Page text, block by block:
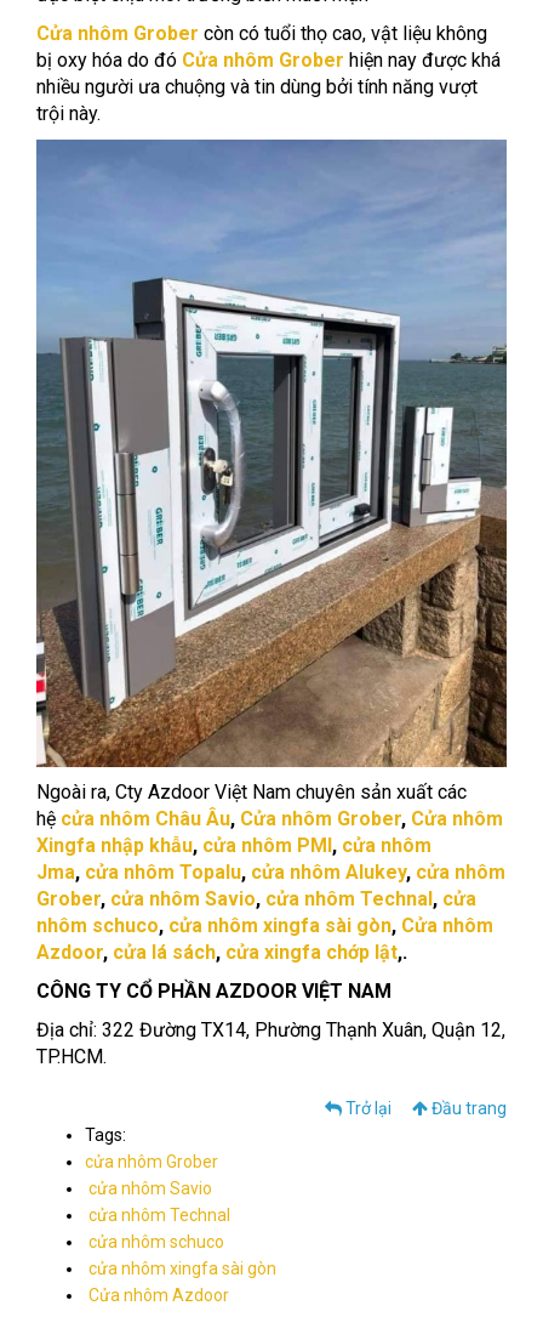
Cửa nhôm Grober còn có tuổi thọ cao, vật liệu không
bị oxy hóa do đó Cửa nhôm Grober hiện nay được khá
nhiều người ưa chuộng và tin dùng bởi tính năng vượt
trội này.
Ngoài ra, Cty Azdoor Việt Nam chuyên sản xuất các
hệ cửa nhôm Châu Âu, Cửa nhôm Grober, Cửa nhôm
Xingfa nhập khẫu, cửa nhôm PMI , cửa nhôm
Jma, cửa nhôm Topalu, cửa nhôm Alukey, cửa nhôm
Grober, cửa nhôm Savio, cửa nhôm Technal , cửa
nhôm schuco, cửa nhôm xingfa sài gòn, Cửa nhôm
Azdoor, cửa lá sách, cửa xingfa chớp lật,.
CÔNG TY CỔ PHẦN AZDOOR VIỆT NAM
Địa chỉ: 322 Đường TX14, Phường Thạnh Xuân, Quận 12,
TP.HCM.
Trở lại
Đầu trang
Tags:
cửa nhôm Grober
cửa nhôm Savio
cửa nhôm Technal
cửa nhôm schuco
cửa nhôm xingfa sài gòn
Cửa nhôm Azdoor